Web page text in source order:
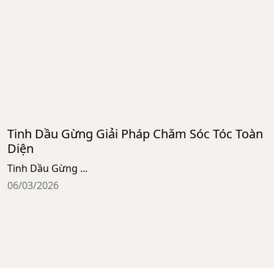
Tinh Dầu Gừng Giải Pháp Chăm Sóc Tóc Toàn
Diện
Tinh Dầu Gừng ...
06/03/2026